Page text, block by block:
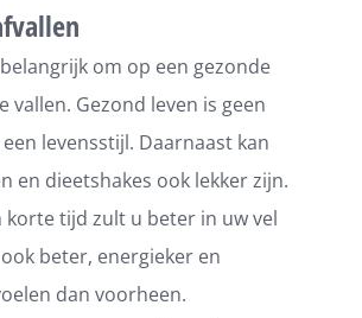
om op een gezonde
vallen. Gezond leven is geen
levensstijl. Daarnaast kan
en dieetshakes ook lekker zijn.
korte tijd zult u beter in uw vel
beter, energieker en
dan voorheen.